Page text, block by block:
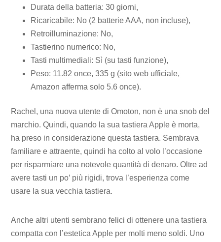
Durata della batteria: 30 giorni,
Ricaricabile: No (2 batterie AAA, non incluse),
Retroilluminazione: No,
Tastierino numerico: No,
Tasti multimediali: Sì (su tasti funzione),
Peso: 11.82 once, 335 g (sito web ufficiale,
Amazon afferma solo 5.6 once).
Rachel, una nuova utente di Omoton, non è una snob del
marchio. Quindi, quando la sua tastiera Apple è morta,
ha preso in considerazione questa tastiera. Sembrava
familiare e attraente, quindi ha colto al volo l’occasione
per risparmiare una notevole quantità di denaro. Oltre ad
avere tasti un po’ più rigidi, trova l’esperienza come
usare la sua vecchia tastiera.
Anche altri utenti sembrano felici di ottenere una tastiera
compatta con l’estetica Apple per molti meno soldi. Uno